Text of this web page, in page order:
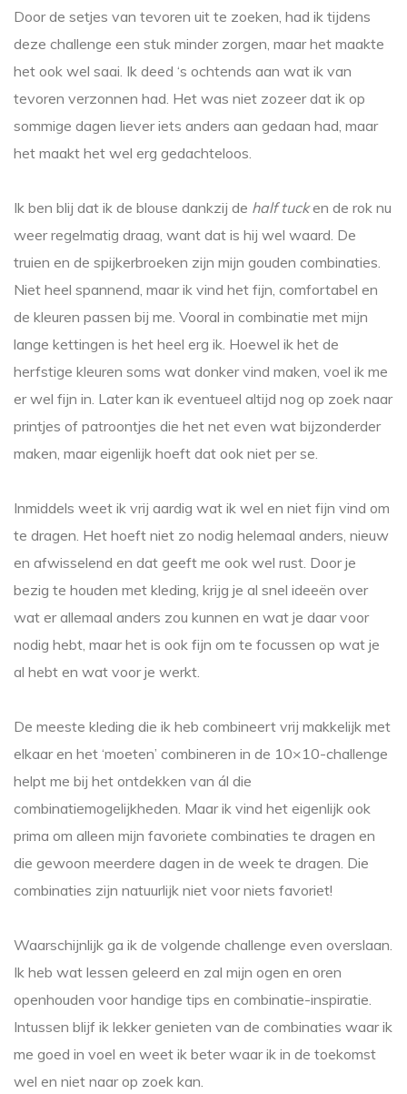
Door de setjes van tevoren uit te zoeken, had ik tijdens
deze challenge een stuk minder zorgen, maar het maakte
het ook wel saai. Ik deed ‘s ochtends aan wat ik van
tevoren verzonnen had. Het was niet zozeer dat ik op
sommige dagen liever iets anders aan gedaan had, maar
het maakt het wel erg gedachteloos.
Ik ben blij dat ik de blouse dankzij de half tucken de rok nu
weer regelmatig draag, want dat is hij wel waard. De
truien en de spijkerbroeken zijn mijn gouden combinaties.
Niet heel spannend, maar ik vind het fijn, comfortabel en
de kleuren passen bij me. Vooral in combinatie met mijn
lange kettingen is het heel erg ik. Hoewel ik het de
herfstige kleuren soms wat donker vind maken, voel ik me
er wel fijn in. Later kan ik eventueel altijd nog op zoek naar
printjes of patroontjes die het net even wat bijzonderder
maken, maar eigenlijk hoeft dat ook niet per se.
Inmiddels weet ik vrij aardig wat ik wel en niet fijn vind om
te dragen. Het hoeft niet zo nodig helemaal anders, nieuw
en afwisselend en dat geeft me ook wel rust. Door je
bezig te houden met kleding, krijg je al snel ideeën over
wat er allemaal anders zou kunnen en wat je daar voor
nodig hebt, maar het is ook fijn om te focussen op wat je
al hebt en wat voor je werkt.
De meeste kleding die ik heb combineert vrij makkelijk met
elkaar en het ‘moeten’ combineren in de 10×10-challenge
helpt me bij het ontdekken van ál die
combinatiemogelijkheden. Maar ik vind het eigenlijk ook
prima om alleen mijn favoriete combinaties te dragen en
die gewoon meerdere dagen in de week te dragen. Die
combinaties zijn natuurlijk niet voor niets favoriet!
Waarschijnlijk ga ik de volgende challenge even overslaan.
Ik heb wat lessen geleerd en zal mijn ogen en oren
openhouden voor handige tips en combinatie-inspiratie.
Intussen blijf ik lekker genieten van de combinaties waar ik
me goed in voel en weet ik beter waar ik in de toekomst
wel en niet naar op zoek kan.